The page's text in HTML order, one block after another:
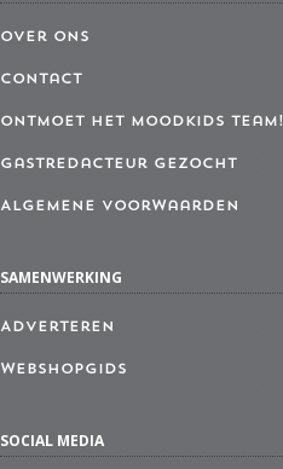
Over ons
Contact
Ontmoet het MoodKids Team!
Gastredacteur gezocht
Algemene Voorwaarden
SAMENWERKING
Adverteren
Webshopgids
SOCIAL MEDIA